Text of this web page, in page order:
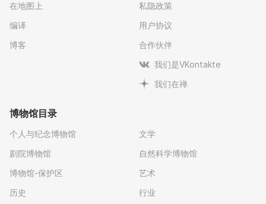
在地图上
编译
博客
私隐政策
用户协议
合作伙伴
我们是VKontakte
我们在禅
博物馆目录
个人与纪念博物馆
剧院博物馆
博物馆-保护区
历史
文学
自然科学博物馆
艺术
行业